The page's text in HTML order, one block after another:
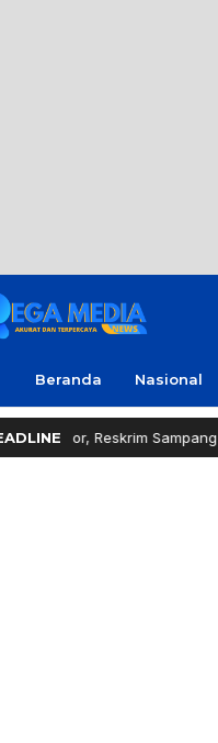
Beranda Nasional
Sampang Tuai Apresiasi